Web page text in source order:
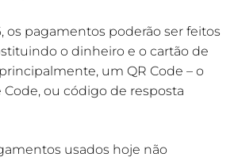
os pagamentos poderão ser feitos
o dinheiro e o cartão de
um QR Code – o
ou código de resposta
usados hoje não